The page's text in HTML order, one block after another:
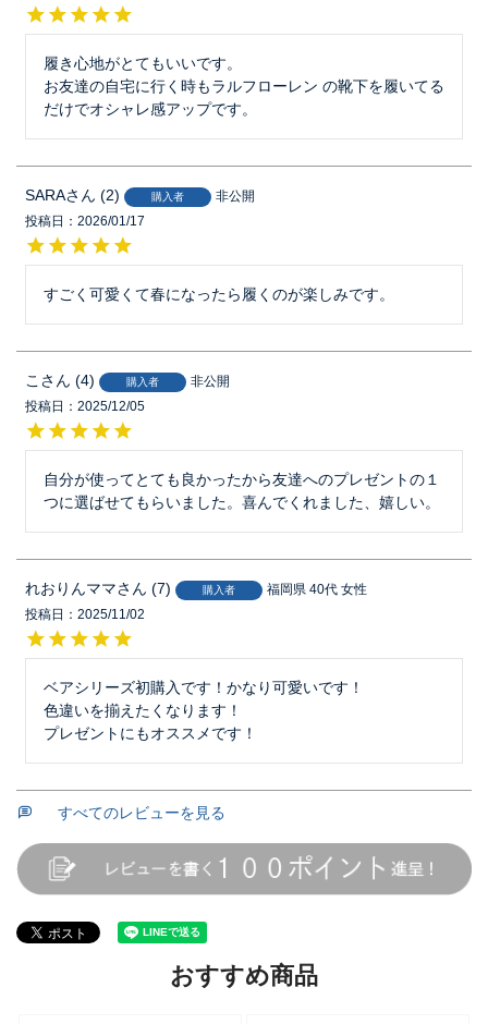
履き心地がとてもいいです。
お友達の自宅に行く時もラルフローレン の靴下を履いてる
だけでオシャレ感アップです。
SARA 2 購入者
非公開
投稿日
2026/01/17
すごく可愛くて春になったら履くのが楽しみです。
こ 4 購入者
非公開
投稿日
2025/12/05
自分が使ってとても良かったから友達へのプレゼントの１
つに選ばせてもらいました。喜んでくれました、嬉しい。
れおりんママ 7 購入者 福岡県 40代 女性
投稿日
2025/11/02
ベアシリーズ初購入です！かなり可愛いです！
色違いを揃えたくなります！
プレゼントにもオススメです！
すべてのレビューを見る
おすすめ商品